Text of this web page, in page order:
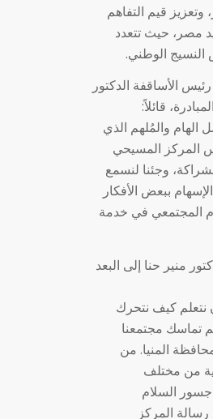
وتعزيز قيم التفاهم
مصر، حيث تتعدد
النسيج الوطني.
الأساقفة الدكتور
قائلاً:
الهام والمُلهم الذي
المركز المسيحي
وجئنا لنسمع
ببعض الأفكار
المجتمعي في خدمة
منير حنا إلى البعد
نتعلم كيف نتحرك
تماسك مجتمعنا
المنيا. من
من مختلف
جسور السلام
المركز